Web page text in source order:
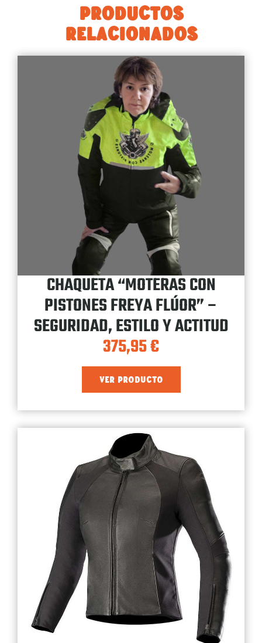
PRODUCTOS
RELACIONADOS
CHAQUETA “MOTERAS CON
PISTONES FREYA FLÚOR” –
SEGURIDAD, ESTILO Y ACTITUD
375,95€
VER PRODUCTO